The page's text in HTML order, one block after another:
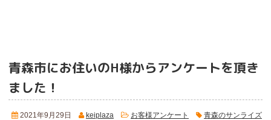
青森市にお住いのH様からアンケートを頂き
ました！
2021年9月29日 keiplaza お客様アンケート
青森のサンライズ